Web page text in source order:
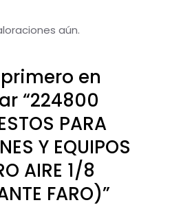
aún.
en
“224800
PARA
Y EQUIPOS
AIRE 1/8
FARO)”